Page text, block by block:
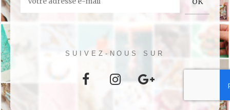
SUIVEZ-NOUS SUR